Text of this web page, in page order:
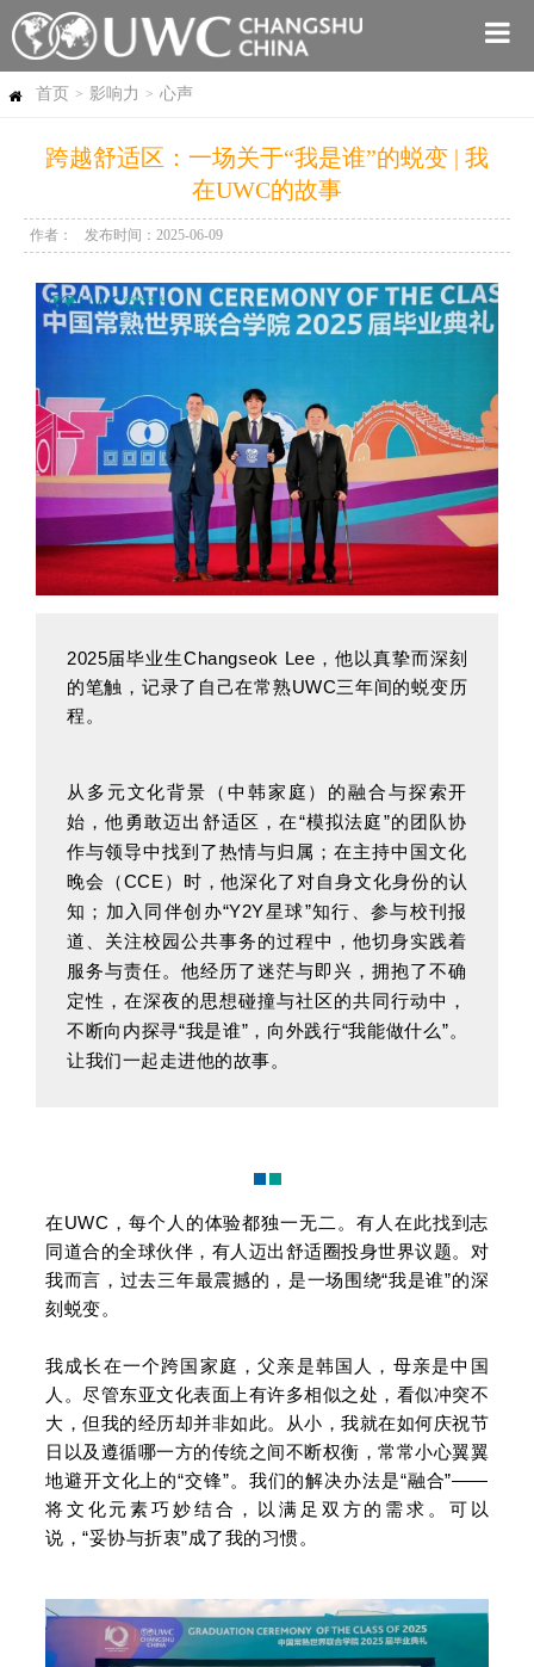
首页 > 影响力 > 心声
跨越舒适区：一场关于“我是谁”的蜕变 | 我
在UWC的故事
作者： 发布时间：2025-06-09
2025届毕业生Changseok Lee，他以真挚而深刻
的笔触，记录了自己在常熟UWC三年间的蜕变历
程。
从多元文化背景（中韩家庭）的融合与探索开
始，他勇敢迈出舒适区，在“模拟法庭”的团队协
作与领导中找到了热情与归属；在主持中国文化
晚会（CCE）时，他深化了对自身文化身份的认
知；加入同伴创办“Y2Y星球”知行、参与校刊报
道、关注校园公共事务的过程中，他切身实践着
服务与责任。他经历了迷茫与即兴，拥抱了不确
定性，在深夜的思想碰撞与社区的共同行动中，
不断向内探寻“我是谁”，向外践行“我能做什么”。
让我们一起走进他的故事。
在UWC，每个人的体验都独一无二。有人在此找到志
同道合的全球伙伴，有人迈出舒适圈投身世界议题。对
我而言，过去三年最震撼的，是一场围绕“我是谁”的深
刻蜕变。
我成长在一个跨国家庭，父亲是韩国人，母亲是中国
人。尽管东亚文化表面上有许多相似之处，看似冲突不
大，但我的经历却并非如此。从小，我就在如何庆祝节
日以及遵循哪一方的传统之间不断权衡，常常小心翼翼
地避开文化上的“交锋”。我们的解决办法是“融合”——
将文化元素巧妙结合，以满足双方的需求。可以
说，“妥协与折衷”成了我的习惯。